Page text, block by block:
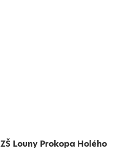
ZŠ Louny Prokopa Holého